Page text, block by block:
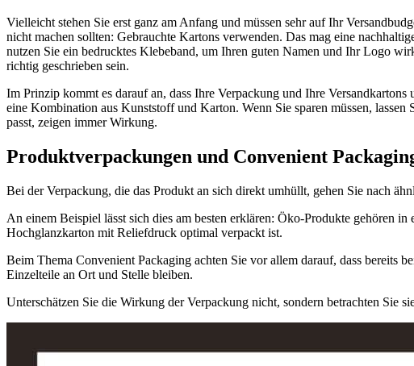
Vielleicht stehen Sie erst ganz am Anfang und müssen sehr auf Ihr
nicht machen sollten: Gebrauchte Kartons verwenden. Das mag eine
nutzen Sie ein bedrucktes Klebeband, um Ihren guten Namen und Ihr Logo
richtig geschrieben sein.
Im Prinzip kommt es darauf an, dass Ihre Verpackung und Ihre
eine Kombination aus Kunststoff und Karton. Wenn Sie sparen müssen,
passt, zeigen immer Wirkung.
Produktverpackungen und Convenient
Bei der Verpackung, die das Produkt an sich direkt umhüllt, gehen Sie nach
An einem Beispiel lässt sich dies am besten erklären: Öko-Produkte gehören
Hochglanzkarton mit Reliefdruck optimal verpackt ist.
Beim Thema Convenient Packaging achten Sie vor allem darauf, dass bereits
Einzelteile an Ort und Stelle bleiben.
Unterschätzen Sie die Wirkung der Verpackung nicht, sondern betrachten Sie